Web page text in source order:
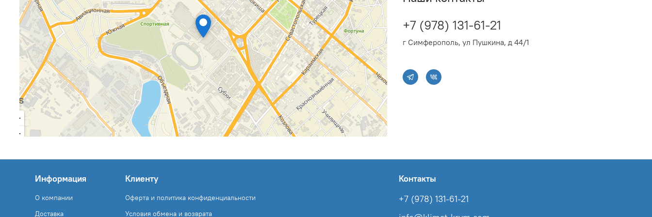
Ширина товара: 480 мм
Высота упаковки товара: 605 мм
Глубина упаковки товара: 120 мм
Ширина упаковки товара: 500 мм
Набор крепежных элементов в комплекте: Нет
Гарантийный документ: Паспорт
+7 (978) 131-61-21
г Симферополь, ул Пушкина, д 44/1
Информация
О компании
Доставка
Клиенту
Оферта и политика конфиденциальности
Условия обмена и возврата
Контакты
+7 (978) 131-61-21